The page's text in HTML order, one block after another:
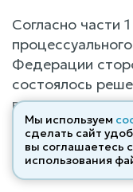
Согласно части
Федерации
состоялось
возместить с
по делу
случаев,
статьи 96
Мы используем
сделать сайт
вы соглашаетесь
использования